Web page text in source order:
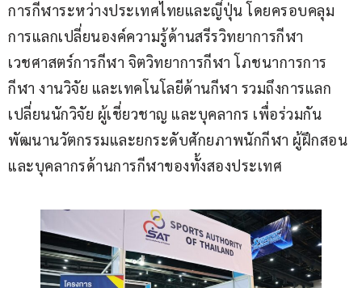
การกีฬาระหว่างประเทศไทยและญี่ปุ่น โดยครอบคลุม
การแลกเปลี่ยนองค์ความรู้ด้านสรีรวิทยาการกีฬา
เวชศาสตร์การกีฬา จิตวิทยาการกีฬา โภชนาการการ
กีฬา งานวิจัย และเทคโนโลยีด้านกีฬา รวมถึงการแลก
เปลี่ยนนักวิจัย ผู้เชี่ยวชาญ และบุคลากร เพื่อร่วมกัน
พัฒนานวัตกรรมและยกระดับศักยภาพนักกีฬา ผู้ฝึกสอน
และบุคลากรด้านการกีฬาของทั้งสองประเทศ